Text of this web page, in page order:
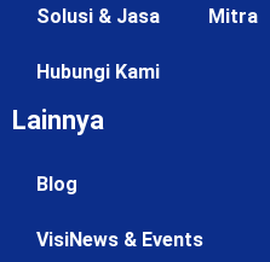
Solusi & Jasa Mitra
Hubungi Kami
Lainnya
Blog
VisiNews & Events